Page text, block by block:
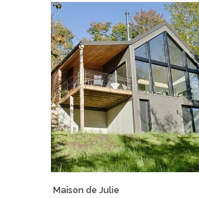
Maison de Julie